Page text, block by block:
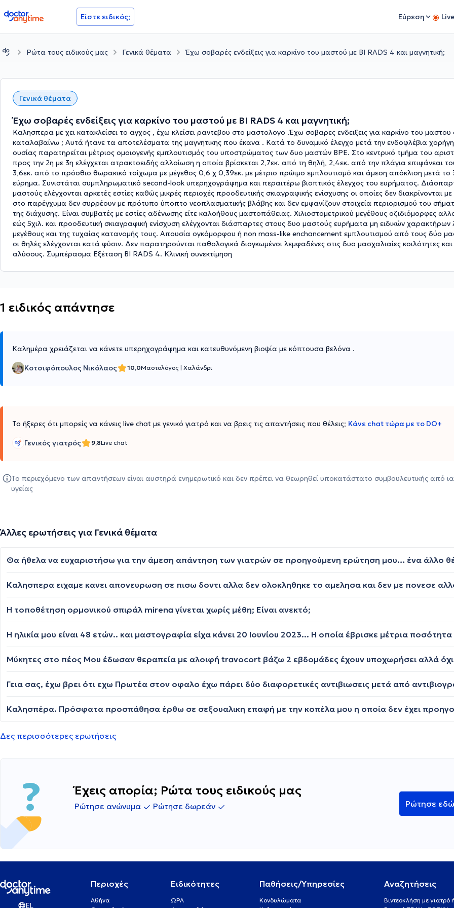
doctoranytime Είστε ειδικός; Εύρεση
Ρώτα τους ειδικούς μας Γενικά θέματα Έχω σοβαρές ενδείξεις για καρκίνο του μαστού με BI RADS 4 και μαγνητική;
Γενικά θέματα
Έχω σοβαρές ενδείξεις για καρκίνο του μαστού με BI RADS 4 και μαγνητική;
Καλησπερα με χει κατακλείσει το αγχος , έχω κλείσει ραντεβου στο μαστολογο .Έχω σοβαρες ενδειξεις για καρκίνο του μαστου
καταλαβαίνω ; Αυτά ήτανε τα αποτελέσματα της μαγνητικης που έκανα . Κατά το δυναμικό έλεγχο μετά την ενδοφλέβια
ουσίας παρατηρείται μέτριος ομοιογενής εμπλουτισμός του υποστρώματος των δυο μαστών ΒΡΕ. Στο κεντρικό τμήμα του
προς την 2η με 3η ελέγχεται ατρακτοειδής αλλοίωση η οποία βρίσκεται 2,7εκ. από τη θηλή, 2,4εκ. από την πλάγια επιφάνεαι
3,6εκ. από το πρόσθιο θωρακικό τοίχωμα με μέγεθος 0,6 χ 0,39εκ. με μέτριο πρώιμο εμπλουτισμό και άμεση απόκλιση μετά
εύρημα. Συνιστάται συμπληρωματικό second-look υπερηχογράφημα και περαιτέρω βιοπτικός έλεγχος του ευρήματος.
μαστούς ελέγχονται αρκετές εστίες καθώς μικρές περιοχές προοδευτικής σκιαγραφικής ενίσχυσης οι οποίες δεν διακρίνονται
στο παρέγχυμα δεν συρρέουν με πρότυπο ύποπτο νεοπλασματικής βλάβης και δεν εμφανίζουν στοιχεία περιορισμού του
της διάχυσης. Είναι συμβατές με εστίες αδένωσης είτε καλοήθους μαστοπάθειας. Χιλιοστομετρικού μεγέθους οζιδιόμορφες
εώς 5χιλ. και προοδευτική σκιαγραφική ενίσχυση ελέγχονται διάσπαρτες στους δυο μαστούς ευρήματα μη ειδικών χαρακτήρων
μεγέθους και της τυχαίας κατανομής τους. Απουσία ογκόμορφου ή non mass-like enchancement εμπλουτισμού από τους δύο
οι θηλές ελέγχονται κατά φύσιν. Δεν παρατηρούνται παθολογικά διογκωμένοι λεμφαδένες στις δυο μασχαλιαίες κοιλότητες και
αλύσους. Συμπέρασμα Εξέταση BI RADS 4. Κλινική συνεκτίμηση
1 ειδικός απάντησε
Καλημέρα χρειάζεται να κάνετε υπερηχογράφημα και κατευθυνόμενη βιοψία με κόπτουσα βελόνα .
Κοτσιφόπουλος Νικόλαος 10,0Μαστολόγος Χαλάνδρι
Το ήξερες ότι μπορείς να κάνεις live chat με γενικό γιατρό και να βρεις τις απαντήσεις που θέλεις; Κάνε chat τώρα με το DO+
Γενικός γιατρός 9,8Live chat
Το περιεχόμενο των απαντήσεων είναι αυστηρά ενημερωτικό και δεν πρέπει να θεωρηθεί υποκατάστατο συμβουλευτικής από
υγείας
Άλλες ερωτήσεις για Γενικά θέματα
Η τοποθέτηση ορμονικού σπιράλ mirena γίνεται χωρίς μέθη; Είναι ανεκτό;
Δες περισσότερες ερωτήσεις
Έχεις απορία; Ρώτα τους ειδικούς μας
Ρώτησε ανώνυμα Ρώτησε δωρεάν Ρώτησε εδώ
EL
Περιοχές
Αθήνα
Ειδικότητες
ΩΡΛ
Παθήσεις/Υπηρεσίες
Κονδυλώματα
Αναζητήσεις
Βιντεοκλήση με